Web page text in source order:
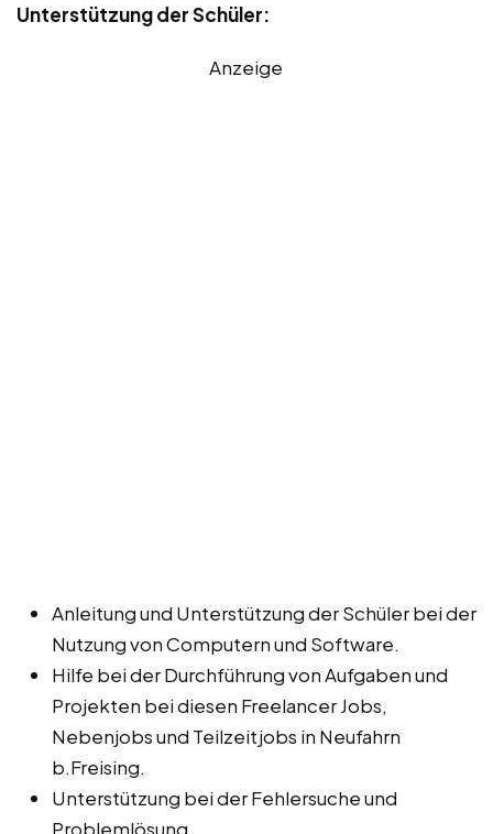
Unterstützung der Schüler:
Anzeige
Anleitung und Unterstützung der Schüler bei der
Nutzung von Computern und Software.
Hilfe bei der Durchführung von Aufgaben und
Projekten bei diesen Freelancer Jobs,
Nebenjobs und Teilzeitjobs in Neufahrn
b.Freising.
Unterstützung bei der Fehlersuche und
Problemlösung.